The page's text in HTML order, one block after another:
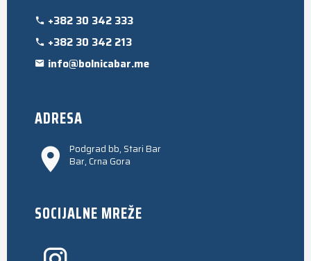
+382 30 342 333
+382 30 342 213
info@bolnicabar.me
ADRESA
Podgrad bb, Stari Bar
Bar, Crna Gora
SOCIJALNE MREŽE